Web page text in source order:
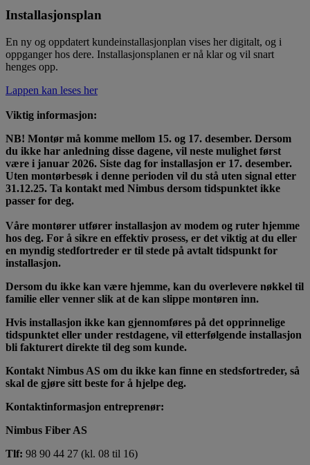
Installasjonsplan
En ny og oppdatert kundeinstallasjonplan vises her digitalt, og i
oppganger hos dere. Installasjonsplanen er nå klar og vil snart
henges opp.
Lappen kan leses her
Viktig informasjon:
NB! Montør må komme mellom 15. og 17. desember. Dersom
du ikke har anledning disse dagene, vil neste mulighet først
være i januar 2026. Siste dag for installasjon er 17. desember.
Uten montørbesøk i denne perioden vil du stå uten signal etter
31.12.25. Ta kontakt med Nimbus dersom tidspunktet ikke
passer for deg.
Våre montører utfører installasjon av modem og ruter hjemme
hos deg. For å sikre en effektiv prosess, er det viktig at du eller
en myndig stedfortreder er til stede på avtalt tidspunkt for
installasjon.
Dersom du ikke kan være hjemme, kan du overlevere nøkkel til
familie eller venner slik at de kan slippe montøren inn.
Hvis installasjon ikke kan gjennomføres på det opprinnelige
tidspunktet eller under restdagene, vil etterfølgende installasjon
bli fakturert direkte til deg som kunde.
Kontakt Nimbus AS om du ikke kan finne en stedsfortreder, så
skal de gjøre sitt beste for å hjelpe deg.
Kontaktinformasjon entreprenør:
Nimbus Fiber AS
Tlf: 98 90 44 27 (kl. 08 til 16)